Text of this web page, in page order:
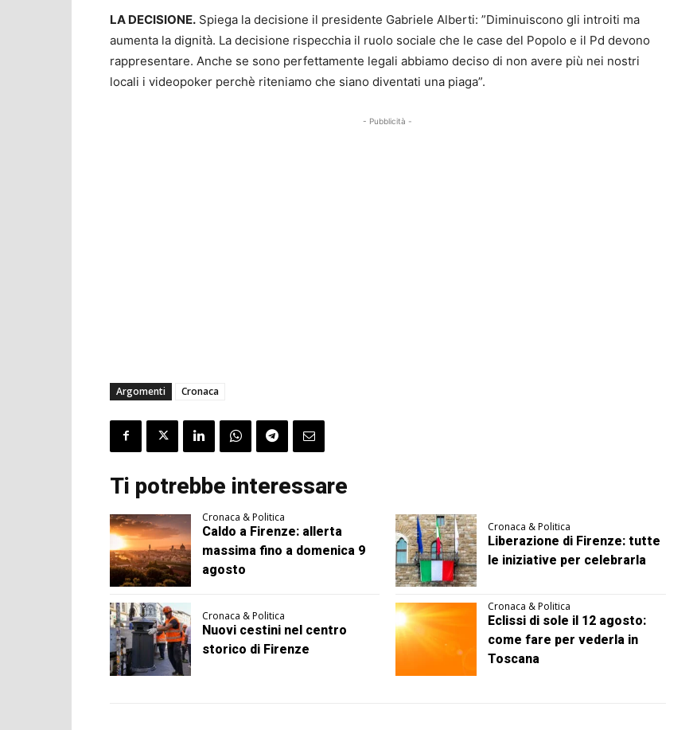
LA DECISIONE. Spiega la decisione il presidente Gabriele Alberti: ”Diminuiscono gli introiti ma
aumenta la dignità. La decisione rispecchia il ruolo sociale che le case del Popolo e il Pd devono
rappresentare. Anche se sono perfettamente legali abbiamo deciso di non avere più nei nostri
locali i videopoker perchè riteniamo che siano diventati una piaga”.
- Pubblicità -
Argomenti Cronaca
Ti potrebbe interessare
Cronaca & Politica
Caldo a Firenze: allerta
massima fino a domenica 9
agosto
Cronaca & Politica
Liberazione di Firenze: tutte
le iniziative per celebrarla
Cronaca & Politica
Nuovi cestini nel centro
storico di Firenze
Cronaca & Politica
Eclissi di sole il 12 agosto:
come fare per vederla in
Toscana